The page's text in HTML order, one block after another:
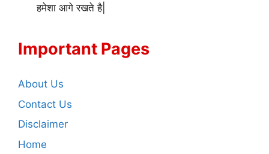
हमेशा आगे रखते है|
Important Pages
About Us
Contact Us
Disclaimer
Home